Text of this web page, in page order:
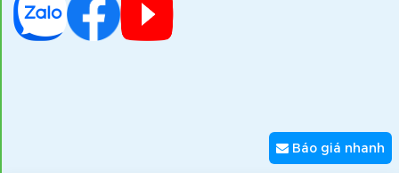
Báo giá nhanh